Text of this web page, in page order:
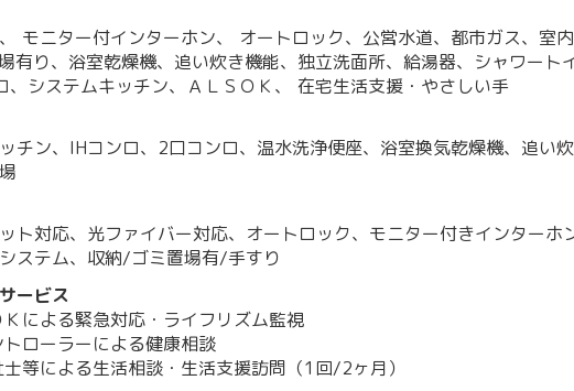
モニター付インターホン、 オートロック、公営水道、都市ガス、室
有り、浴室乾燥機、追い炊き機能、独立洗面所、給湯器、シャワート
、システムキッチン、ＡＬＳＯＫ、 在宅生活支援・やさしい手
チン、IHコンロ、2口コンロ、温水洗浄便座、浴室換気乾燥機、追い
ト対応、光ファイバー対応、オートロック、モニター付きインターホ
ステム、収納/ゴミ置場有/手すり
ービス
による緊急対応・ライフリズム監視
ローラーによる健康相談
等による生活相談・生活支援訪問（1回/2ヶ月）